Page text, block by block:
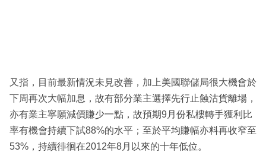
又指，目前最新情況未見改善，加上美國聯儲局很大機會於
下周再次大幅加息，故有部分業主選擇先行止蝕沽貨離場，
亦有業主寧願減價賺少一點，故預期9月份私樓轉手獲利比
率有機會持續下試88%的水平；至於平均賺幅亦料再收窄至
53%，持續徘徊在2012年8月以來的十年低位。